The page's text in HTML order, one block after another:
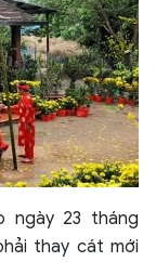
ngày 23 tháng
thay cát mới